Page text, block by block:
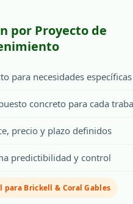
por Proyecto de
para necesidades específicas
concreto para cada
precio y plazo definidos
predictibilidad y control
para Brickell & Coral Gables